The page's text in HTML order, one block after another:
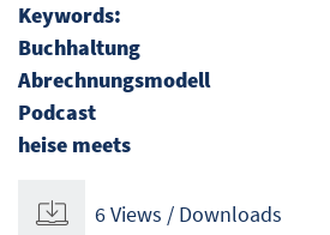
Keywords:
Buchhaltung
Abrechnungsmodell
Podcast
heise meets
6 Views / Downloads